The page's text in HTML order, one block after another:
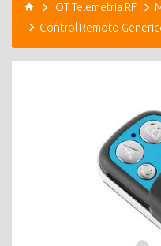
IOT Telemetria RF
Control Remoto